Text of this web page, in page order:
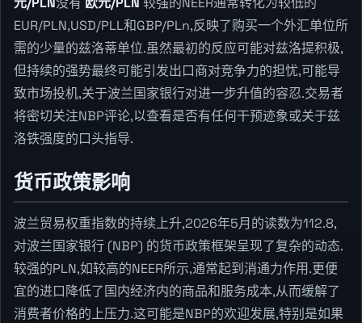
EUR/PLN,USD/PLL和GBP/PLn,反映了购买一个外汇单位所
需的少量的兹洛蒂单位.虽然最初的反应可能对兹洛提积极,
但持续的强势最终可能引发出口商对竞争力的担忧,可能导
致市场投机,关于波兰国家银行对进一步升值的容忍.交易者
将密切关注NBP评论,以查看是否有任何干预迹象或关于兹
洛铁强度的口头指导.
货币政策影响
波兰贸易权重指数的持续上升,2026年5月的读数为112.8,
对波兰国家银行 (NBP) 的货币政策框架呈现了复杂的动态.
较强的PLN,如较高的NEER所示,通常起到消通力作用.更便
宜的进口降低了国内经济内的商品和服务成本,从而缓解了
消费者价格的上压力.这可能是NBP的欢迎发展,特别是如果